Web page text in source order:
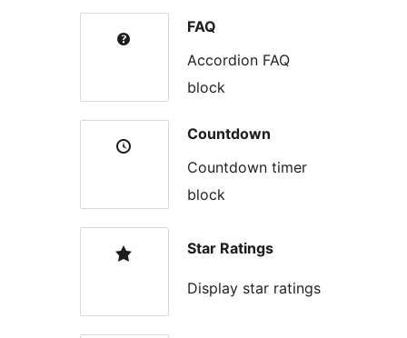
FAQ
Accordion FAQ
block
Countdown
Countdown timer
block
Star Ratings
Display star ratings